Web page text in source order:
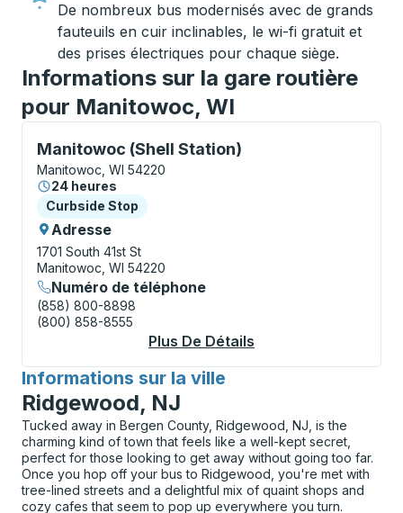
De nombreux bus modernisés avec de grands
fauteuils en cuir inclinables, le wi-fi gratuit et
des prises électriques pour chaque siège.
Informations sur la gare routière
pour Manitowoc, WI
Manitowoc (Shell Station)
Curbside Stop, utilisez les touches fléchées ou la
Manitowoc, WI 54220
24 heures
Curbside Stop
Curbside Stop
Adresse
1701 South 41st St
Manitowoc, WI 54220
Numéro de téléphone
(858) 800-8898
(800) 858-8555
Plus De Détails
Informations sur la ville
pour
Ridgewood, NJ
Tucked away in Bergen County, Ridgewood, NJ, is the
charming kind of town that feels like a well-kept secret,
perfect for those looking to get away without going too far.
Once you hop off your bus to Ridgewood, you're met with
tree-lined streets and a delightful mix of quaint shops and
cozy cafes that seem to pop up everywhere you turn.